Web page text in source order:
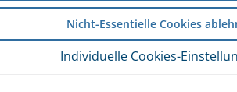
Nicht-Essentielle Cookies
Individuelle Cookies-